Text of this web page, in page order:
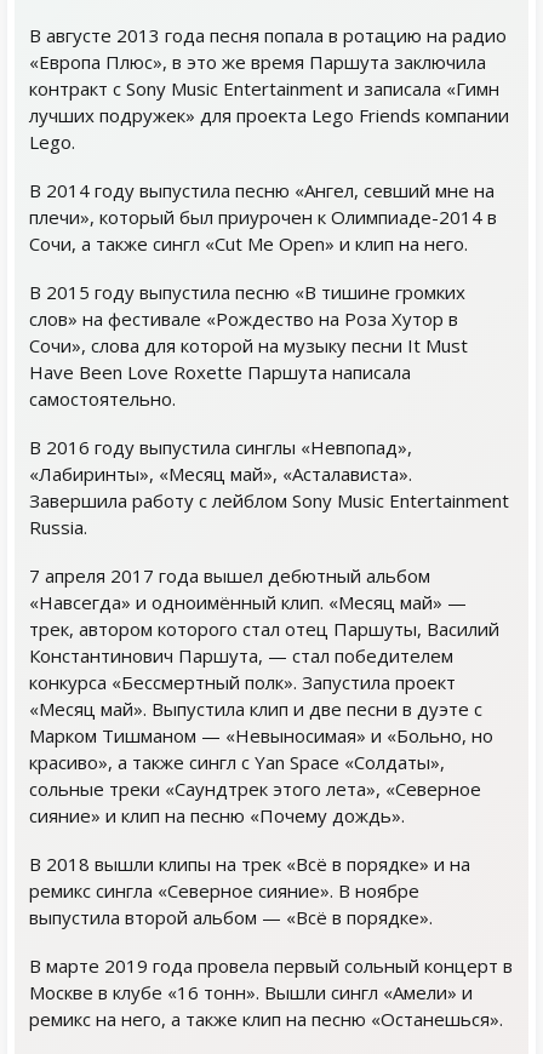
В августе 2013 года песня попала в ротацию на радио
«Европа Плюс», в это же время Паршута заключила
контракт с Sony Music Entertainment и записала «Гимн
лучших подружек» для проекта Lego Friends компании
Lego.
В 2014 году выпустила песню «Ангел, севший мне на
плечи», который был приурочен к Олимпиаде-2014 в
Сочи, а также сингл «Cut Me Open» и клип на него.
В 2015 году выпустила песню «В тишине громких
слов» на фестивале «Рождество на Роза Хутор в
Сочи», слова для которой на музыку песни It Must
Have Been Love Roxette Паршута написала
самостоятельно.
В 2016 году выпустила синглы «Невпопад»,
«Лабиринты», «Месяц май», «Асталависта».
Завершила работу с лейблом Sony Music Entertainment
Russia.
7 апреля 2017 года вышел дебютный альбом
«Навсегда» и одноимённый клип. «Месяц май» —
трек, автором которого стал отец Паршуты, Василий
Константинович Паршута, — стал победителем
конкурса «Бессмертный полк». Запустила проект
«Месяц май». Выпустила клип и две песни в дуэте с
Марком Тишманом — «Невыносимая» и «Больно, но
красиво», а также сингл с Yan Space «Солдаты»,
сольные треки «Саундтрек этого лета», «Северное
сияние» и клип на песню «Почему дождь».
В 2018 вышли клипы на трек «Всё в порядке» и на
ремикс сингла «Северное сияние». В ноябре
выпустила второй альбом — «Всё в порядке».
В марте 2019 года провела первый сольный концерт в
Москве в клубе «16 тонн». Вышли сингл «Амели» и
ремикс на него, а также клип на песню «Останешься».